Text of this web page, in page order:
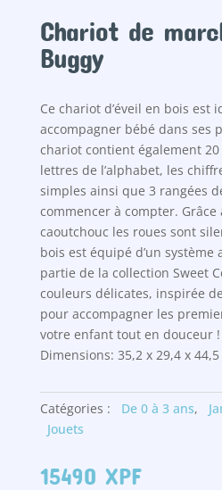
Chariot de
Buggy
Ce chariot d’éveil en bois est
accompagner bébé dans ses
chariot contient également
lettres de l’alphabet, les
simples ainsi que 3 rangées
commencer à compter.
caoutchouc les roues sont
bois est équipé d’un
partie de la collection Sweet
couleurs délicates, inspirée
pour accompagner les
votre enfant tout en douceur !
Dimensions: 35,2 x 29,4 x 44,5
Catégories : De 0 à 3 ans,
Jouets
15490 XPF